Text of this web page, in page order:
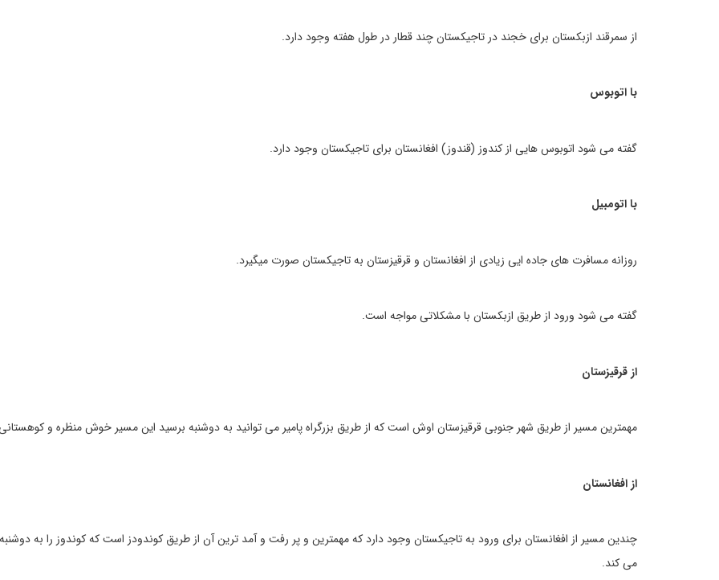
از سمرقند ازبکستان برای خجند در تاجیکستان چند قطار در طول هفته وجود دارد.
با اتوبوس
گفته می شود اتوبوس هایی از کندوز (قندوز) افغانستان برای تاجیکستان وجود دارد.
با اتومبیل
روزانه مسافرت های جاده ایی زیادی از افغانستان و قرقیزستان به تاجیکستان صورت میگیرد.
گفته می شود ورود از طریق ازبکستان با مشکلاتی مواجه است.
از قرقیزستان
مهمترین مسیر از طریق شهر جنوبی قرقیزستان اوش است که از طریق بزرگراه پامیر می توانید به دوشنبه برسید این مسیر خوش منظره و
از افغانستان
چندین مسیر از افغانستان برای ورود به تاجیکستان وجود دارد که مهمترین و پر رفت و آمد ترین آن از طریق کوندودز است که کوندوز را به
می کند.